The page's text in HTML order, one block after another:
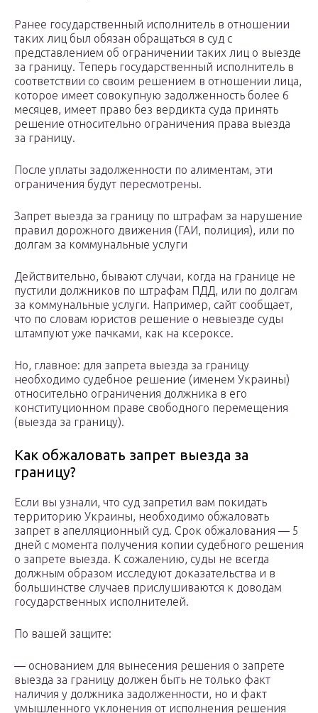
Ранее государственный исполнитель в отношении
таких лиц был обязан обращаться в суд с
представлением об ограничении таких лиц о выезде
за границу. Теперь государственный исполнитель в
соответствии со своим решением в отношении лица,
которое имеет совокупную задолженность более 6
месяцев, имеет право без вердикта суда принять
решение относительно ограничения права выезда
за границу.
После уплаты задолженности по алиментам, эти
ограничения будут пересмотрены.
Запрет выезда за границу по штрафам за нарушение
правил дорожного движения (ГАИ, полиция), или по
долгам за коммунальные услуги
Действительно, бывают случаи, когда на границе не
пустили должников по штрафам ПДД, или по долгам
за коммунальные услуги. Например, сайт сообщает,
что по словам юристов решение о невыезде суды
штампуют уже пачками, как на ксероксе.
Но, главное: для запрета выезда за границу
необходимо судебное решение (именем Украины)
относительно ограничения должника в его
конституционном праве свободного перемещения
(выезда за границу).
Как обжаловать запрет выезда за
границу?
Если вы узнали, что суд запретил вам покидать
территорию Украины, необходимо обжаловать
запрет в апелляционный суд. Срок обжалования — 5
дней с момента получения копии судебного решения
о запрете выезда. К сожалению, суды не всегда
должным образом исследуют доказательства и в
большинстве случаев прислушиваются к доводам
государственных исполнителей.
По вашей защите:
— основанием для вынесения решения о запрете
выезда за границу должен быть не только факт
наличия у должника задолженности, но и факт
умышленного уклонения от исполнения решения